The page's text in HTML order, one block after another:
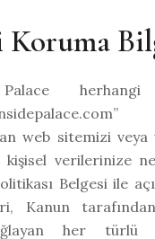
Koruma
web sitemizi veya
verilerinize
Belgesi ile
Kanun
her türlü